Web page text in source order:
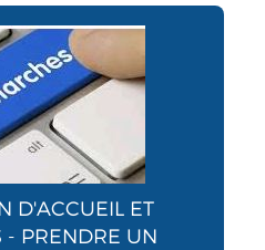
D'ACCUEIL ET
- PRENDRE UN